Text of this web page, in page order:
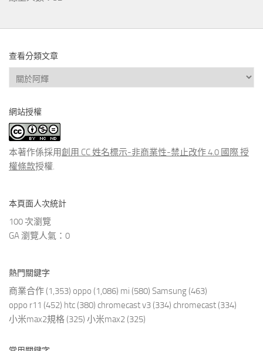
查看分類文章
查
看
類
文
章
網站授權
本著作係採用創用 CC 姓名標示-非商業性-禁止改作 4.0 國際 授
權條款授權.
本頁面人次統計
100 次瀏覽
GA 瀏覽人氣：0
熱門關鍵字
商業合作 (1,353) oppo (1,086) mi (580) Samsung (463)
oppo r11 (452) htc (380) chromecast v3 (334) chromecast (334)
小米max2規格 (325) 小米max2 (325)